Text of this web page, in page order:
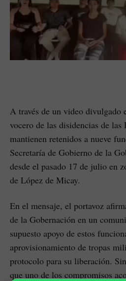
A través de un video divulgado
vocero de las disidencias de
mantienen retenidos a nueve
Secretaría de Gobierno de la
desde el pasado 17 de julio en
de López de Micay.
En el mensaje, el portavoz
de la Gobernación en un
supuesto apoyo de estos
aprovisionamiento de tropas
protocolo para su liberación.
que uno de los compromisos